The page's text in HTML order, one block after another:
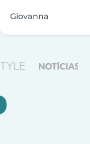
Giovanna